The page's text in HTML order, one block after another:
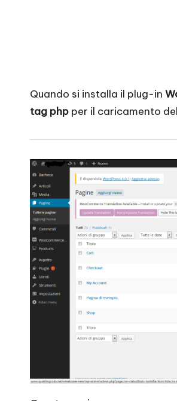
Quando si installa il plug-in
tag php per il caricamento